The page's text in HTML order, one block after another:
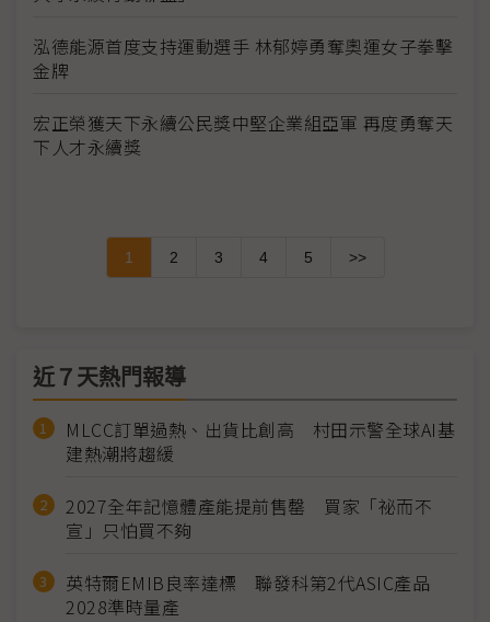
泓德能源首度支持運動選手 林郁婷勇奪奧運女子拳擊
金牌
宏正榮獲天下永續公民獎中堅企業組亞軍 再度勇奪天
下人才永續獎
1 2 3 4 5 >>
近７天熱門報導
MLCC訂單過熱、出貨比創高 村田示警全球AI基
建熱潮將趨緩
2027全年記憶體產能提前售罄 買家「祕而不
宣」只怕買不夠
英特爾EMIB良率達標 聯發科第2代ASIC產品
2028準時量產